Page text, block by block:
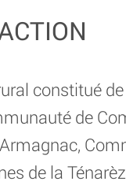
constitué
de
de la